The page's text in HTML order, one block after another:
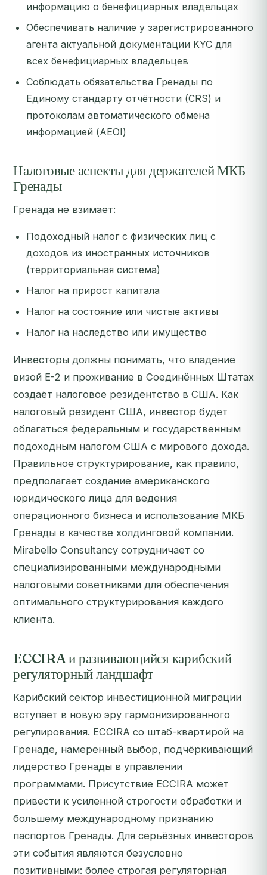
информацию о бенефициарных владельцах
Обеспечивать наличие у зарегистрированного
агента актуальной документации KYC для
всех бенефициарных владельцев
Соблюдать обязательства Гренады по
Единому стандарту отчётности (CRS) и
протоколам автоматического обмена
информацией (AEOI)
Налоговые аспекты для держателей МКБ
Гренады
Гренада не взимает:
Подоходный налог с физических лиц с
доходов из иностранных источников
(территориальная система)
Налог на прирост капитала
Налог на состояние или чистые активы
Налог на наследство или имущество
Инвесторы должны понимать, что владение
визой E-2 и проживание в Соединённых Штатах
создаёт налоговое резидентство в США. Как
налоговый резидент США, инвестор будет
облагаться федеральным и государственным
подоходным налогом США с мирового дохода.
Правильное структурирование, как правило,
предполагает создание американского
юридического лица для ведения
операционного бизнеса и использование МКБ
Гренады в качестве холдинговой компании.
Mirabello Consultancy сотрудничает со
специализированными международными
налоговыми советниками для обеспечения
оптимального структурирования каждого
клиента.
ECCIRA и развивающийся карибский
регуляторный ландшафт
Карибский сектор инвестиционной миграции
вступает в новую эру гармонизированного
регулирования. ECCIRA со штаб-квартирой на
Гренаде, намеренный выбор, подчёркивающий
лидерство Гренады в управлении
программами. Присутствие ECCIRA может
привести к усиленной строгости обработки и
большему международному признанию
паспортов Гренады. Для серьёзных инвесторов
эти события являются безусловно
позитивными: более строгая регуляторная